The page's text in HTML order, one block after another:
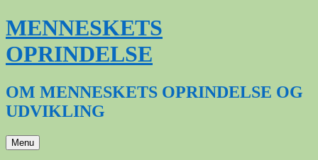
Hop
til
indhold
MENNESKETS
OPRINDELSE
OM MENNESKETS OPRINDELSE OG
UDVIKLING
Menu